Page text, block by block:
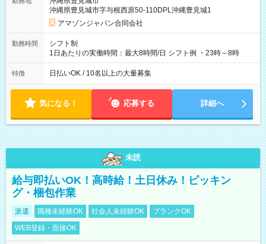
☆Amazon直雇用で安定して働けます！ 【試用期間】試用期間
あり 試用期間の長さ：1週間 雇用形態、給与は本採用時と同じ
です。
沖縄県豊見城市字与根西原50-110DPL沖縄豊見城1
アマゾンジャパン合同会社
勤務時間
シフト制
1日あたりの実働時間：最大8時間/日 シフト例 ・23時～8時
特徴 日払いOK / 10名以上の大量募集
気になる！ 応募する 詳細へ
未読
給与即払いOK！高時給！土日休み！ピッキン
グ・梱包作業
派遣 職種未経験OK 社会人未経験OK
ブランクOK
WEB登録・面接OK